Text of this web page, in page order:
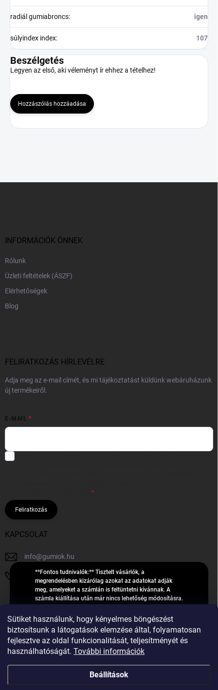
Sütiket használunk, hogy kényelmes böngészést
biztosítsunk a látogatások elemzése által, folyamatosan
fejlesztve az oldal funkcionalitását, teljesítményét és
használhatóságát. További információk
Beállítások
**Fontos tudnivalók:** Tisztelt vásárlók, a
megrendelésben kizárólag azokat az adatokat adják
meg, amelyeket a számlán is feltüntetni kívánnak. A
számla kiállítása után már nincs lehetőség módosításra.
feldolgozása” státusz alatt van lehetőség! Csak új,
**2023-ban, 2024-ben vagy 2025-ben** gyártott
gumiabroncsokat árusítunk – a gumik **pontos DOT-
számáról nem adunk felvilágosítást**! Köszönjük. A
feldolgozás alatt álló nagyszámú megrendelésre
vagy feldolgozásáról való tájékoztatásra. Csak
radiál gumiabroncs: igen
súlyindex index: 107
Beszélgetés
Legyen az első, aki véleményt ír ehhez a tételhez!
Hozzászólás hozzáadása
INFORMÁCIÓK ÖNNEK
Rólunk
Üzleti feltételek (ÁSZF)
Elérhetőségek
Blog
FELIRATKOZÁS HÍRLEVÉLRE
Adja meg az e-mail címét, és mi tájékoztatást küldünk webáruházunk
új termékeiről.
E-MAIL
Feliratkozás
KAPCSOLAT
info@gumiok.hu
+36705429902
R
U
K
E
R
Árukereső.hu
gumiok